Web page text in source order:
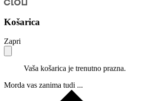
Košarica
Zapri
Vaša košarica je trenutno prazna.
Morda vas zanima tudi ...